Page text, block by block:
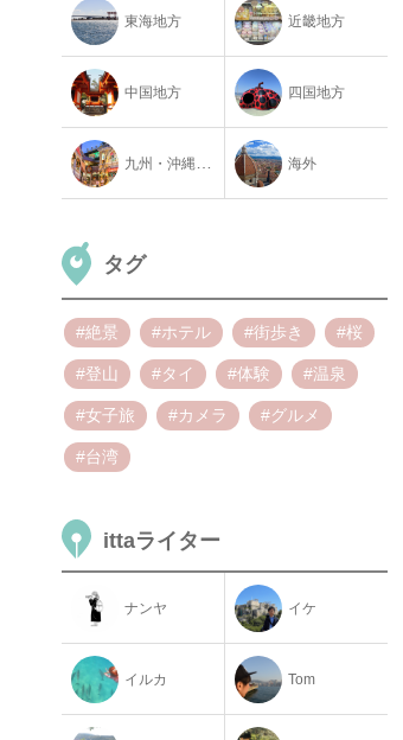
東海地方 近畿地方
中国地方 四国地方
九州・沖縄地方 海外
タグ
#絶景 #ホテル #街歩き #桜
#登山 #タイ #体験 #温泉
#女子旅 #カメラ #グルメ
#台湾
ittaライター
ナンヤ イケ
イルカ Tom